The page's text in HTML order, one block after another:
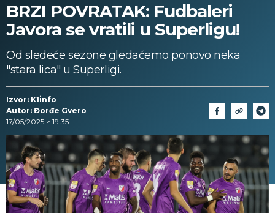
BRZI POVRATAK: Fudbaleri
Javora se vratili u Superligu!
Od sledeće sezone gledaćemo ponovo neka
"stara lica" u Superligi.
Izvor: K1info
Autor: Đorđe Gvero
17/05/2025 > 19:35